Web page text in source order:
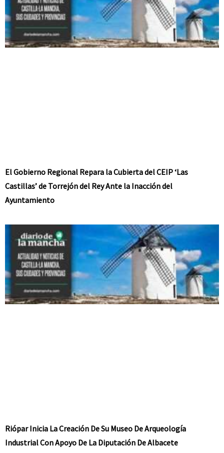
El Gobierno Regional Repara la Cubierta del CEIP ‘Las
Castillas’ de Torrejón del Rey Ante la Inacción del
Ayuntamiento
Riópar Inicia La Creación De Su Museo De Arqueología
Industrial Con Apoyo De La Diputación De Albacete